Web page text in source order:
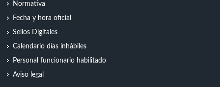
Normativa
Fecha y hora oficial
Sellos Digitales
Calendario días inhábiles
Personal funcionario habilitado
Aviso legal